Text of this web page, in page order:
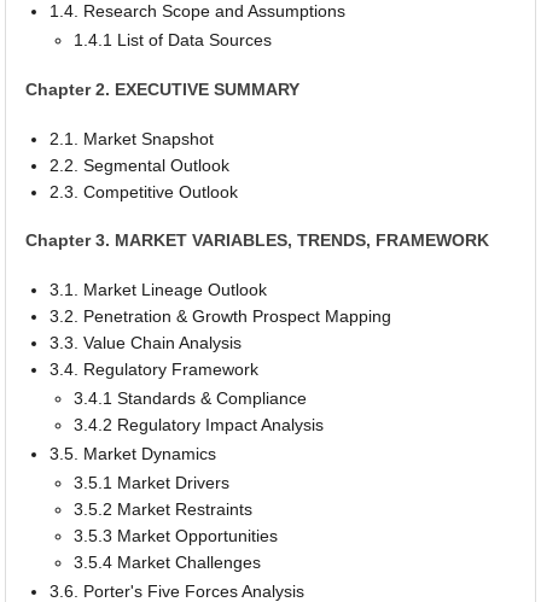
1.4. Research Scope and Assumptions
1.4.1 List of Data Sources
Chapter 2. EXECUTIVE SUMMARY
2.1. Market Snapshot
2.2. Segmental Outlook
2.3. Competitive Outlook
Chapter 3. MARKET VARIABLES, TRENDS, FRAMEWORK
3.1. Market Lineage Outlook
3.2. Penetration & Growth Prospect Mapping
3.3. Value Chain Analysis
3.4. Regulatory Framework
3.4.1 Standards & Compliance
3.4.2 Regulatory Impact Analysis
3.5. Market Dynamics
3.5.1 Market Drivers
3.5.2 Market Restraints
3.5.3 Market Opportunities
3.5.4 Market Challenges
3.6. Porter's Five Forces Analysis